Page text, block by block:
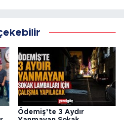
Ödemiş’te 3 Aydır